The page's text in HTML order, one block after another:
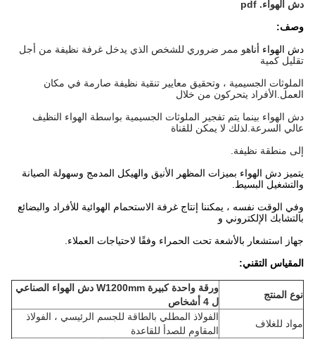
دش الهواء. pdf
وصف:
دش الهواء أناهو ممر ضروري للشخص الذي يدخل غرفة نظيفة من أجل
تقليل كمية
الملوثات الجسيمية ، وتحقيق معايير تنقية نظيفة صارمة في مكان
العمل.الأفراد يتحركون من خلال
دش الهواء بينما يتم تفجير الملوثات الجسيمية بواسطة الهواء النظيف
عالي السرعة.لذلك لا يمكن للقناة
إلى منطقة نظيفة.
يتميز دش الهواء بميزات المظهر الأنيق والهيكل المدمج وسهولة الصيانة
والتشغيل البسيط.
وفي الوقت نفسه ، يمكننا إنتاج غرفة الاستحمام الهوائية للأفراد والبضائع
بالتشابك الإلكتروني و
جهاز استشعار بالأشعة تحت الحمراء وفقًا لاحتياجات العملاء.
المقياس التقني:
نوع المنتج
ورقة واحدة كبيرة W1200mm دش الهواء الصناعي
ل 4 أشخاص
مواد للغلاف
الفولاذ المطلي بالطاقة للجسم الرئيسي ، الفولاذ
المقاوم للصدأ للقاعدة